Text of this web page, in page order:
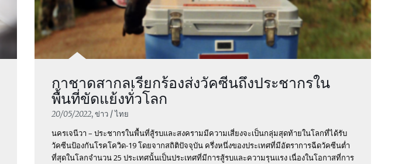
กาชาดสากลเรียกร้องส่งวัคซีนถึงประชากรใน
พื้นที่ขัดแย้งทั่วโลก
20/05/2022, ข่าว / ไทย
นครเจนีวา – ประชากรในพื้นที่สู้รบและสงครามมีความเสี่ยงจะเป็นกลุ่มสุดท้ายในโลกที่ได้รับ
วัคซีนป้องกันโรคโควิด-19 โดยจากสถิติปัจจุบัน ครึ่งหนึ่งของประเทศที่มีอัตราการฉีดวัคซีนต่ำ
ที่สุดในโลกจำนวน 25 ประเทศนั้นเป็นประเทศที่มีการสู้รบและความรุนแรง เนื่องในโอกาสที่การ